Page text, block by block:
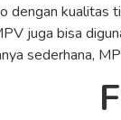
kualitas
juga bisa
sederhana,